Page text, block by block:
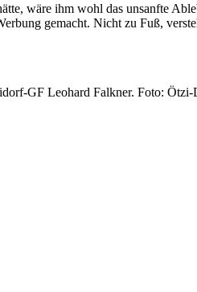
wäre ihm wohl das unsanfte
gemacht. Nicht zu Fuß,
GF Leohard Falkner. Foto: Ötzi-